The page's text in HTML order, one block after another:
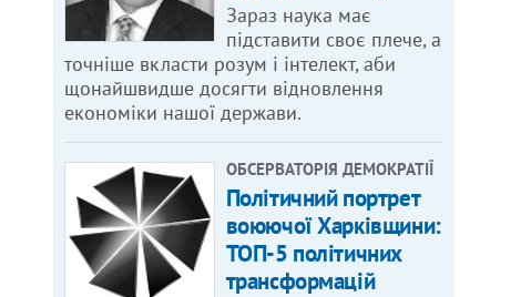
Зараз наука має
підставити своє плече, а
точніше вкласти розум і інтелект, аби
щонайшвидше досягти відновлення
економіки нашої держави.
ОБСЕРВАТОРІЯ ДЕМОКРАТІЇ
Політичний портрет
воюючої Харківщини:
ТОП-5 політичних
трансформацій